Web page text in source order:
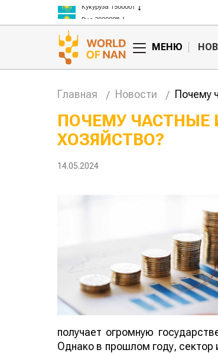
Кукуруза 150000₸
Рис 300000₸
Пшеница 3 класс 125000₸
МЕНЮ
Главная Новости Почему
ПОЧЕМУ ЧАСТНЫЕ
ХОЗЯЙСТВО?
14.05.2024
получает огромную
Однако в прошлом году, сектор
Казахстанские
экспорте чечевицы